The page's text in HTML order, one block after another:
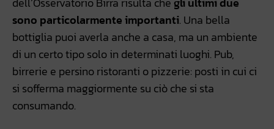
sono particolarmente importanti. Una bella
bottiglia puoi averla anche a casa, ma un ambiente
di un certo tipo solo in determinati luoghi. Pub,
birrerie e persino ristoranti o pizzerie: posti in cui ci
si sofferma maggiormente su ciò che si sta
consumando.